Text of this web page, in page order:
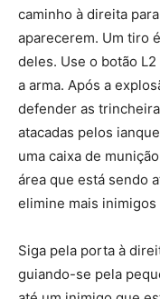
caminho à direita
aparecerem. Um tiro
deles. Use o botão
a arma. Após a
defender as
atacadas pelos
uma caixa de
área que está sendo
elimine mais
Siga pela porta à
guiando-se pela